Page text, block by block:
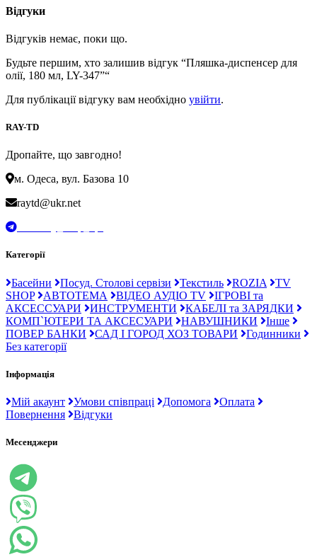
Відгуки
Відгуків немає, поки що.
Будьте першим, хто залишив відгук “Пляшка-диспенсер для
олії, 180 мл, LY-347”“
Для публікації відгуку вам необхідно увійти.
RAY-TD
Дропайте, що завгодно!
м. Одеса, вул. Базова 10
raytd@ukr.net
Категорії
Басейни Посуд. Столові сервізи Текстиль ROZIA
TV
SHOP
АВТОТЕМА ВІДЕО АУДІО TV
ІГРОВІ та
АКСЕССУАРИ
ИНСТРУМЕНТИ
КАБЕЛІ та ЗАРЯДКИ
КОМП`ЮТЕРИ ТА АКСЕСУАРИ
НАВУШНИКИ
Інше
ПОВЕР БАНКИ
САД І ГОРОД ХОЗ ТОВАРИ
Годинники
Без категорії
Інформація
Мій акаунт Умови співпраці Допомога
Оплата
Повернення
Відгуки
Месенджери